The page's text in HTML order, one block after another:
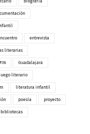
biografía
entrevista
literarias
Guadalajara
literario
literatura infantil
poesía proyecto
bibliotecas